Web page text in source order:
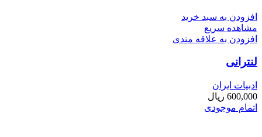
افزودن به سبد خرید
مشاهده سریع
افزودن به علاقه مندی
لنترانی
ادبیات ایران
600,000 ریال
اتمام موجودی